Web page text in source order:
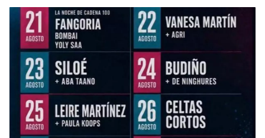
OBITUARIO
Muere Luis Díaz Núñez, socialista y dirigente
histórico de UGT en Ourense